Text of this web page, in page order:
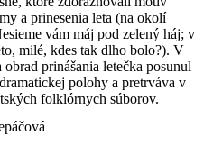
a prinesenia leta (na okolí
vám máj pod zelený háj; v
milé, kdes tak dlho bolo?). V
obrad prinášania letečka posunul
polohy a pretrváva v
folklórnych súborov.